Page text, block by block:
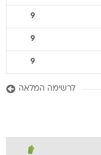
9
9
9
לרשימה המלאה